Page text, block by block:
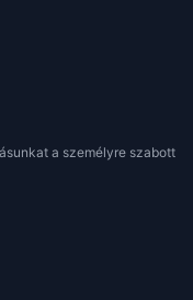
a személyre szabott